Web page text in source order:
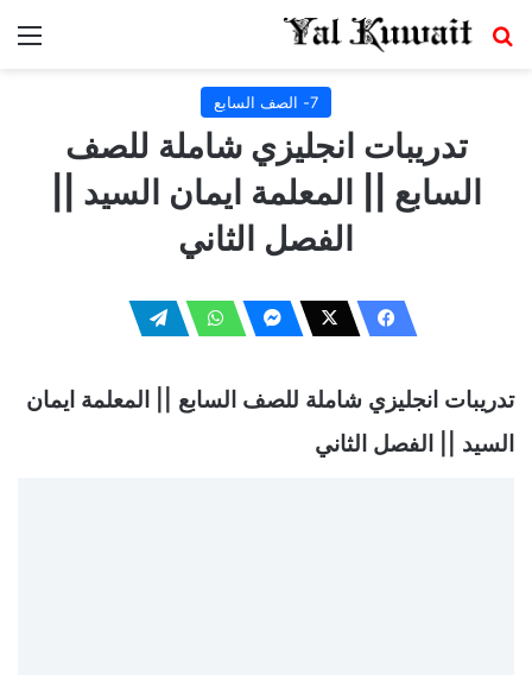
بحث عن
7- الصف السابع
تدريبات انجليزي شاملة للصف
السابع || المعلمة ايمان السيد ||
الفصل الثاني
تدريبات انجليزي شاملة للصف السابع || المعلمة ايمان
السيد || الفصل الثاني